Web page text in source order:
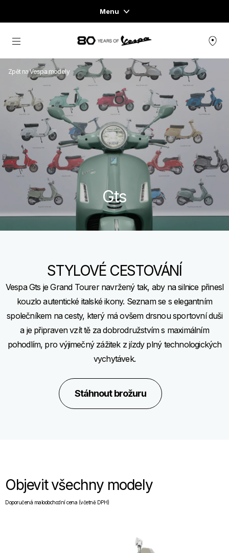
Menu
Home
NABÍDKA SKÚTRŮ
OBLEČENÍ & LIFESTYLE
ZÁŽITKY
CONCEPT STORE
Přejít na hlavní obsah
Zpět na Vespa modely
Gts
STYLOVÉ CESTOVÁNÍ
Vespa Gts je Grand Tourer navržený tak, aby na silnice přinesl
kouzlo autentické italské ikony. Seznam se s elegantním
společníkem na cesty, který má ovšem drsnou sportovní duši
a je připraven vzít tě za dobrodružstvím s maximálním
pohodlím, pro výjimečný zážitek z jízdy plný technologických
vychytávek.
Stáhnout brožuru
Objevit všechny modely
Doporučená maloobchodní cena (včetně DPH)